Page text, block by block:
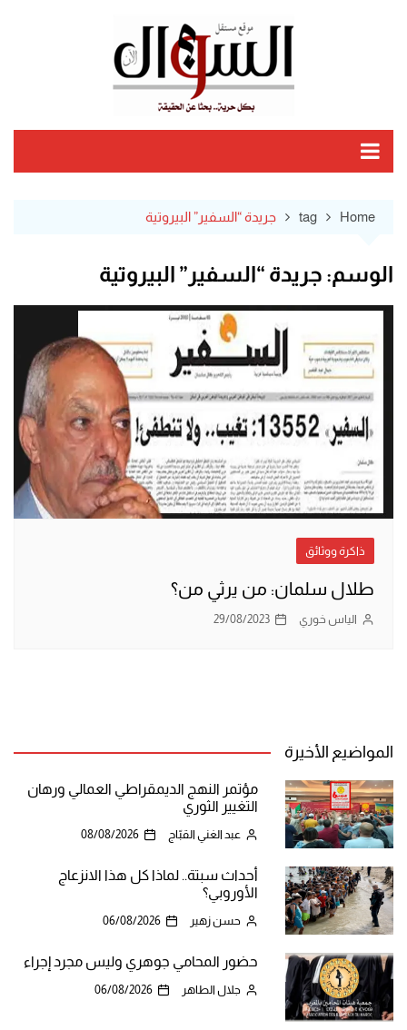
Home
tag جريدة “السفير” البيروتية
الوسم: جريدة “السفير” البيروتية
ذاكرة ووثائق
طلال سلمان: من يرثي من؟
الياس خوري 29/08/2023
المواضيع الأخيرة
مؤتمر النهج الديمقراطي العمالي ورهان
التغيير الثوري
عبد الغني القبّاج 08/08/2026
أحداث سبتة.. لماذا كل هذا الانزعاج
الأوروبي؟
حسن زهير 06/08/2026
حضور المحامي جوهري وليس مجرد إجراء
جلال الطاهر 06/08/2026